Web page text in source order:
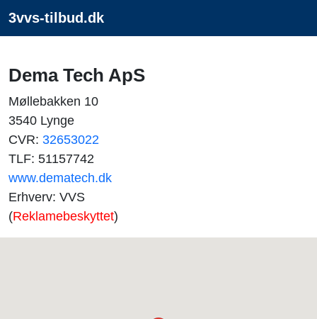
3vvs-tilbud.dk
Dema Tech ApS
Møllebakken 10
3540 Lynge
CVR: 32653022
TLF: 51157742
www.dematech.dk
Erhverv: VVS
(Reklamebeskyttet)